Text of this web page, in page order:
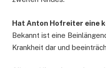
Hat Anton Hofreiter eine
Bekannt ist eine
Krankheit dar und